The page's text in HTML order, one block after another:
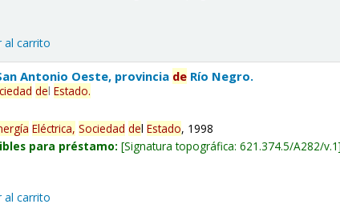
al carrito
Antonio Oeste, provincia de Río Negro.
delEstado.
Eléctrica, Sociedad delEstado, 1998
para préstamo: Signatura topográfica:621.374.5/A282/v.1
al carrito